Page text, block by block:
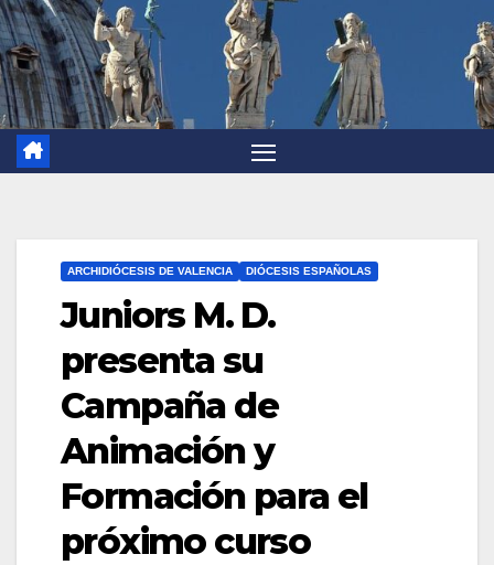
ARCHIDIÓCESIS DE VALENCIA DIÓCESIS ESPAÑOLAS
Juniors M. D.
presenta su
Campaña de
Animación y
Formación para el
próximo curso